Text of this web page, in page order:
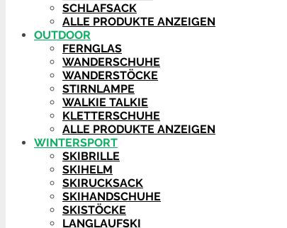
SCHLAFSACK
ALLE PRODUKTE ANZEIGEN
OUTDOOR
FERNGLAS
WANDERSCHUHE
WANDERSTÖCKE
STIRNLAMPE
WALKIE TALKIE
KLETTERSCHUHE
ALLE PRODUKTE ANZEIGEN
WINTERSPORT
SKIBRILLE
SKIHELM
SKIRUCKSACK
SKIHANDSCHUHE
SKISTÖCKE
LANGLAUFSKI